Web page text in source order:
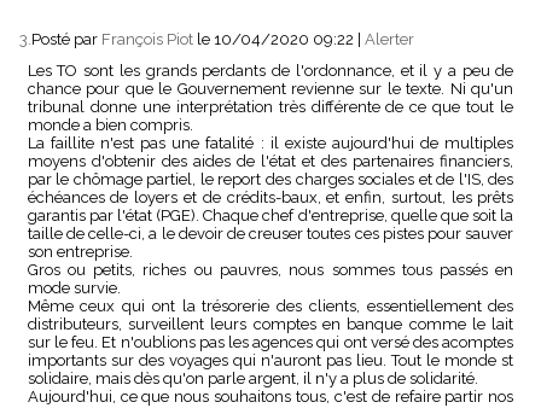
3. Posté par François Piot le 10/04/2020 09:22 | Alerter
Les TO sont les grands perdants de l'ordonnance, et il y a peu de
chance pour que le Gouvernement revienne sur le texte. Ni qu'un
tribunal donne une interprétation très différente de ce que tout le
monde a bien compris.
La faillite n'est pas une fatalité : il existe aujourd'hui de multiples
moyens d'obtenir des aides de l'état et des partenaires financiers,
par le chômage partiel, le report des charges sociales et de l'IS, des
échéances de loyers et de crédits-baux, et enfin, surtout, les prêts
garantis par l'état (PGE). Chaque chef d'entreprise, quelle que soit la
taille de celle-ci, a le devoir de creuser toutes ces pistes pour sauver
son entreprise.
Gros ou petits, riches ou pauvres, nous sommes tous passés en
mode survie.
Même ceux qui ont la trésorerie des clients, essentiellement des
distributeurs, surveillent leurs comptes en banque comme le lait
sur le feu. Et n'oublions pas les agences qui ont versé des acomptes
importants sur des voyages qui n'auront pas lieu. Tout le monde st
solidaire, mais dès qu'on parle argent, il n'y a plus de solidarité.
Aujourd'hui, ce que nous souhaitons tous, c'est de refaire partir nos